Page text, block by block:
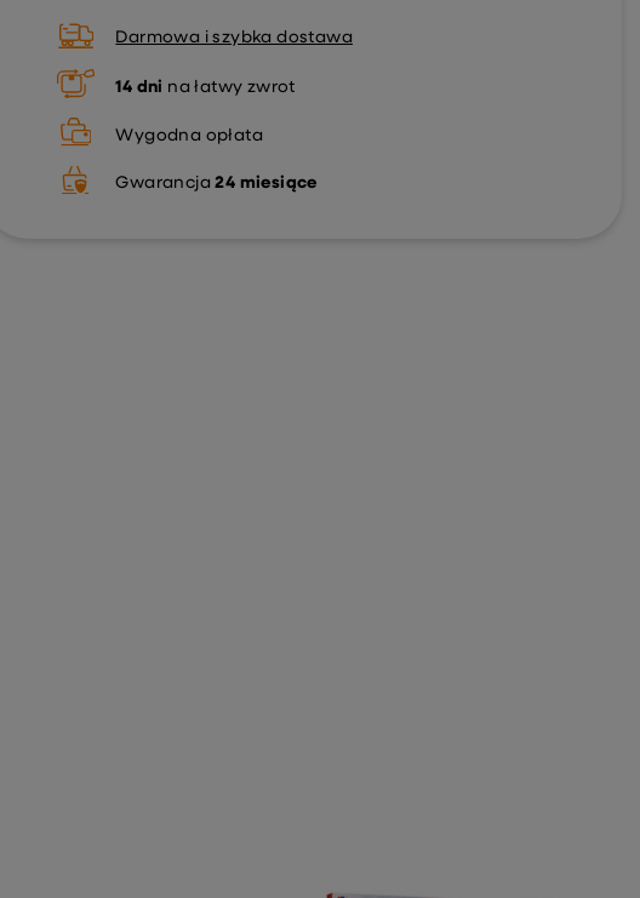
Darmowa i szybka dostawa
14 dni na łatwy zwrot
Wygodna opłata
Gwarancja 24 miesiące